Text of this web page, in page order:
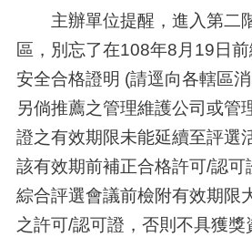
主辦單位提醒，進入第二
區，別忘了在108年8 月19日
安全合格證明 (請逕向各轄區
另倘推薦之管理維護公司或管
證之有效期限未能延續至評選
該有效期前補正合格許可/認可
綜合評選會議前檢附有效期限
之許可/認可證，否則不具獲獎